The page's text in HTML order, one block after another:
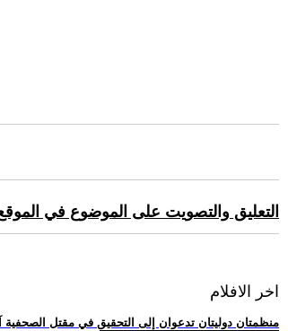
التعليق والتصويت على الموضوع في
اخر الافلام
.. منظمتان دوليتان تدعوان إلى التحقيق في مقتل الصحفية